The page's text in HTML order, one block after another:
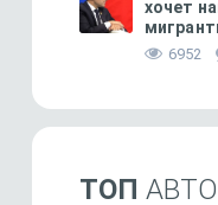
хочет
6952
ТОП